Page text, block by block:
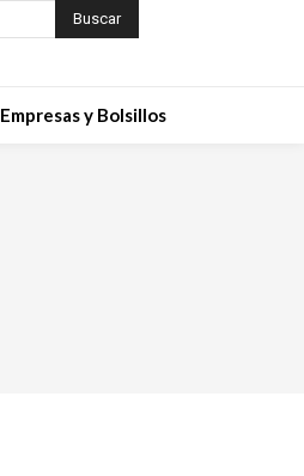
Buscar
Empresas y Bolsillos